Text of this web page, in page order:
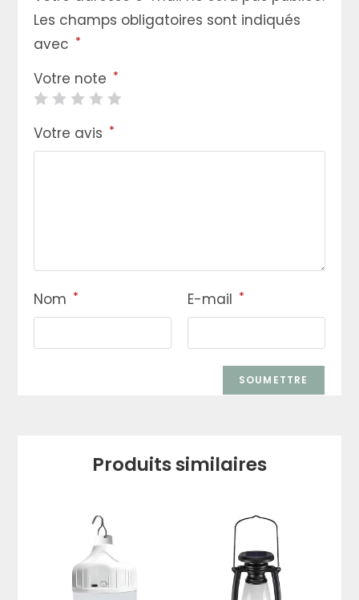
Les champs obligatoires sont indiqués
avec *
Votre note *
Votre avis *
Nom * E-mail *
Produits similaires